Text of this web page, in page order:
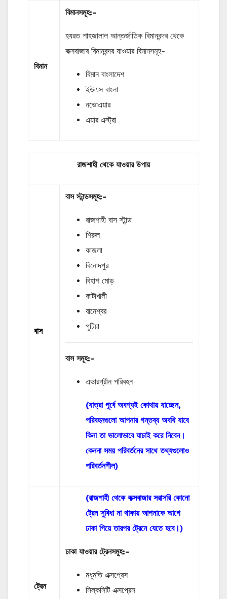
বিমান
বিমানসমূহ:-
হযরত শাহজালাল আন্তর্জাতিক বিমানবন্দর থেকে
কক্সবাজার বিমানবন্দর যাওয়ার বিমানসমূহ-
বিমান বাংলাদেশ
ইউএস বাংলা
নভোএয়ার
এয়ার এস্ট্রা
রাজশাহী থেকে যাওয়ার উপায়
বাস
বাস স্টান্ডসমূহ:-
রাজশাহী বাস স্টান্ড
শিরুল
কাজলা
বিনোদপুর
বিহাশ মোড়
কাটাখালী
বানেশ্বর
পুটিয়া
বাস সমূহ:-
এভারগ্রীন পরিবহন
(যাত্রা পূর্বে অবশ্যই কোথায় যাচ্ছেন,
পরিবহনগুলো আপনার গন্তব্য অবধি যাবে
কিনা তা ভালোভাবে যাচাই করে নিবেন।
কেননা সময় পরিবর্তনের সাথে তথ্যগুলোও
পরিবর্তনশীল)
ট্রেন
(রাজশাহী থেকে কক্সবাজার সরাসরি কোনো
ট্রেন সুবিধা না থাকায় আপনাকে আগে
ঢাকা গিয়ে তারপর ট্রেনে যেতে হবে।)
ঢাকা যাওয়ার ট্রেনসমুহ:-
মধুমতি এক্সপ্রেস
সিল্কসিটি এক্সপ্রেস